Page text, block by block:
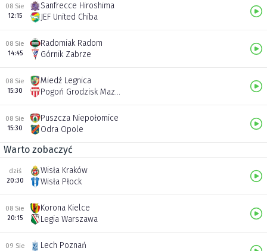
08 Sie
12:15
Sanfrecce Hiroshima
JEF United Chiba
08 Sie
14:45
Radomiak Radom
Górnik Zabrze
08 Sie
15:30
Miedź Legnica
Pogoń Grodzisk Mazowiecki
08 Sie
15:30
Puszcza Niepołomice
Odra Opole
Warto zobaczyć
dziś
20:30
Wisła Kraków
Wisła Płock
08 Sie
20:15
Korona Kielce
Legia Warszawa
09 Sie
Lech Poznań